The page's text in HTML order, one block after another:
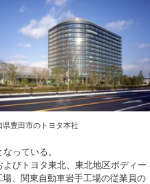
県豊田市のトヨタ本社
っている。
びトヨタ東北、東北地区ボディー
、関東自動車岩手工場の従業員の